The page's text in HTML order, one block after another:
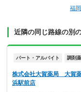
福
近隣の同じ路線の別
パート・アルバイト 調剤
株式会社大賀薬局 大賀
浜駅前店